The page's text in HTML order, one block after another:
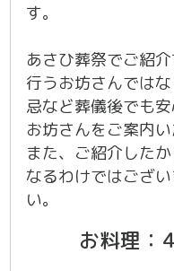
す。
あさひ葬祭でご紹
行うお坊さんでは
忌など葬儀後でも
お坊さんをご案内い
また、ご紹介した
なるわけではござ
い。
お料理：